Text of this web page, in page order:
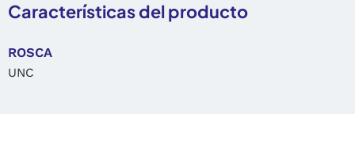
Características del producto
ROSCA
UNC